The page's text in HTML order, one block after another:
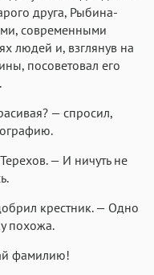
друга, Рыбина-
современными
людей и, взглянув на
посоветовал его
— спросил,
— И ничуть не
крестник. — Одно
похожа.
фамилию!